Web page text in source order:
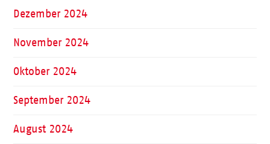
Dezember 2024
November 2024
Oktober 2024
September 2024
August 2024